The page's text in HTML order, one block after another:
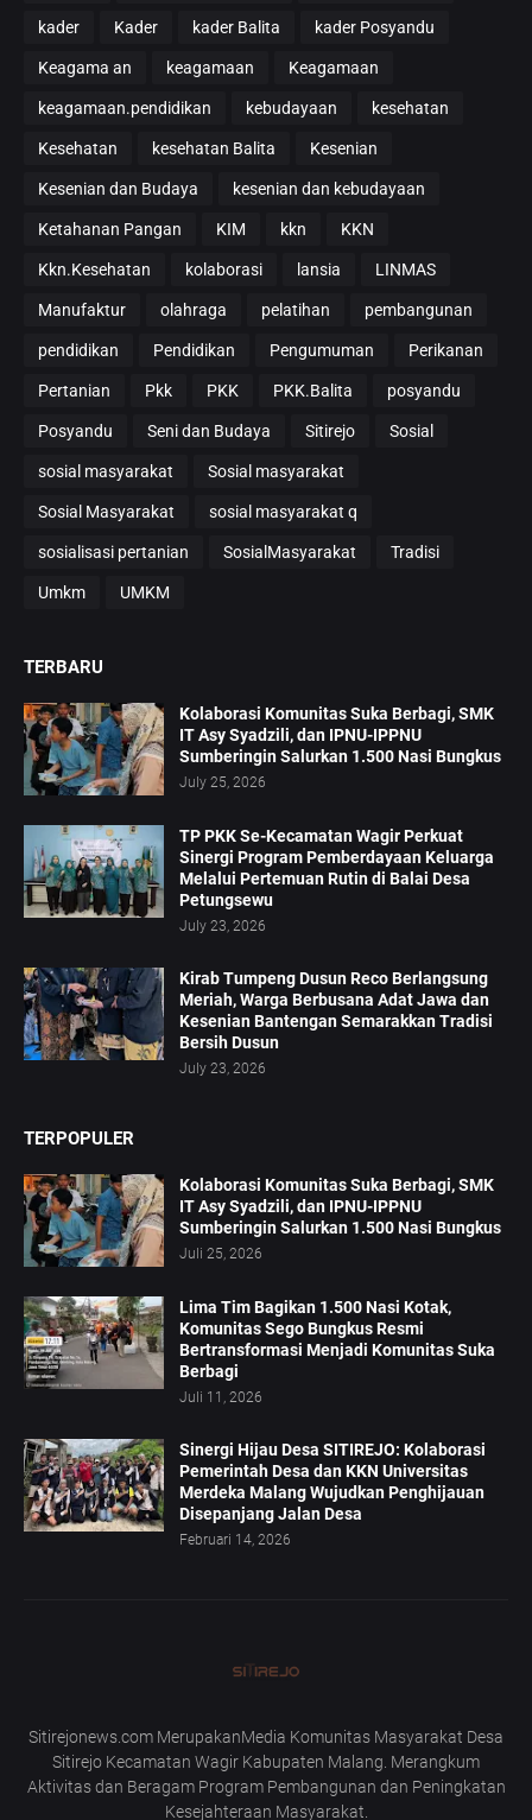
kader Kader kader Balita kader Posyandu
Keagama an keagamaan Keagamaan
keagamaan.pendidikan kebudayaan kesehatan
Kesehatan kesehatan Balita Kesenian
Kesenian dan Budaya kesenian dan kebudayaan
Ketahanan Pangan KIM kkn KKN
Kkn.Kesehatan kolaborasi lansia LINMAS
Manufaktur olahraga pelatihan pembangunan
pendidikan Pendidikan Pengumuman Perikanan
Pertanian Pkk PKK PKK.Balita posyandu
Posyandu Seni dan Budaya Sitirejo Sosial
sosial masyarakat Sosial masyarakat
Sosial Masyarakat sosial masyarakat q
sosialisasi pertanian SosialMasyarakat Tradisi
Umkm UMKM
TERBARU
Kolaborasi Komunitas Suka Berbagi, SMK
IT Asy Syadzili, dan IPNU-IPPNU
Sumberingin Salurkan 1.500 Nasi Bungkus
July 25, 2026
TP PKK Se-Kecamatan Wagir Perkuat
Sinergi Program Pemberdayaan Keluarga
Melalui Pertemuan Rutin di Balai Desa
Petungsewu
July 23, 2026
Kirab Tumpeng Dusun Reco Berlangsung
Meriah, Warga Berbusana Adat Jawa dan
Kesenian Bantengan Semarakkan Tradisi
Bersih Dusun
July 23, 2026
TERPOPULER
Kolaborasi Komunitas Suka Berbagi, SMK
IT Asy Syadzili, dan IPNU-IPPNU
Sumberingin Salurkan 1.500 Nasi Bungkus
Juli 25, 2026
Lima Tim Bagikan 1.500 Nasi Kotak,
Komunitas Sego Bungkus Resmi
Bertransformasi Menjadi Komunitas Suka
Berbagi
Juli 11, 2026
Sinergi Hijau Desa SITIREJO: Kolaborasi
Pemerintah Desa dan KKN Universitas
Merdeka Malang Wujudkan Penghijauan
Disepanjang Jalan Desa
Februari 14, 2026
Sitirejonews.com MerupakanMedia Komunitas Masyarakat Desa
Sitirejo Kecamatan Wagir Kabupaten Malang. Merangkum
Aktivitas dan Beragam Program Pembangunan dan Peningkatan
Kesejahteraan Masyarakat.